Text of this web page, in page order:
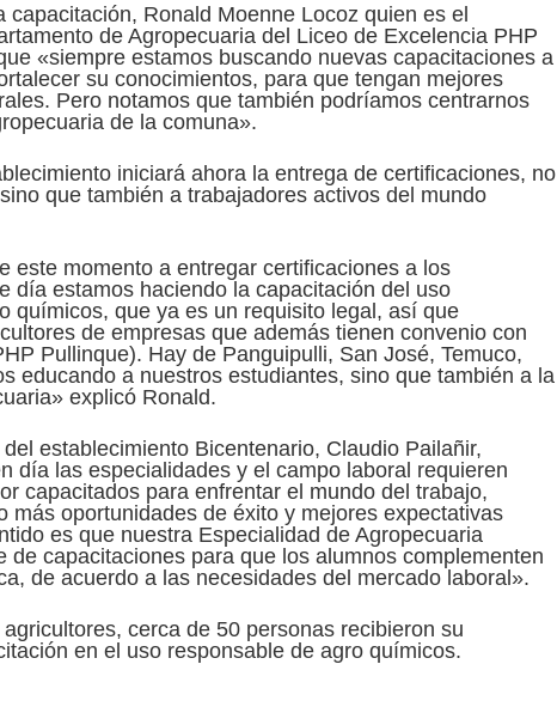
capacitación, Ronald Moenne Locoz quien es el
de Agropecuaria del Liceo de Excelencia PHP
«siempre estamos buscando nuevas capacitaciones a
su conocimientos, para que tengan mejores
Pero notamos que también podríamos centrarnos
de la comuna».
iniciará ahora la entrega de certificaciones, no
que también a trabajadores activos del mundo
este momento a entregar certificaciones a los
día estamos haciendo la capacitación del uso
químicos, que ya es un requisito legal, así que
de empresas que además tienen convenio con
Pullinque). Hay de Panguipulli, San José, Temuco,
educando a nuestros estudiantes, sino que también a la
explicó Ronald.
establecimiento Bicentenario, Claudio Pailañir,
día las especialidades y el campo laboral requieren
capacitados para enfrentar el mundo del trabajo,
más oportunidades de éxito y mejores expectativas
es que nuestra Especialidad de Agropecuaria
de capacitaciones para que los alumnos complementen
de acuerdo a las necesidades del mercado laboral».
cerca de 50 personas recibieron su
en el uso responsable de agro químicos.